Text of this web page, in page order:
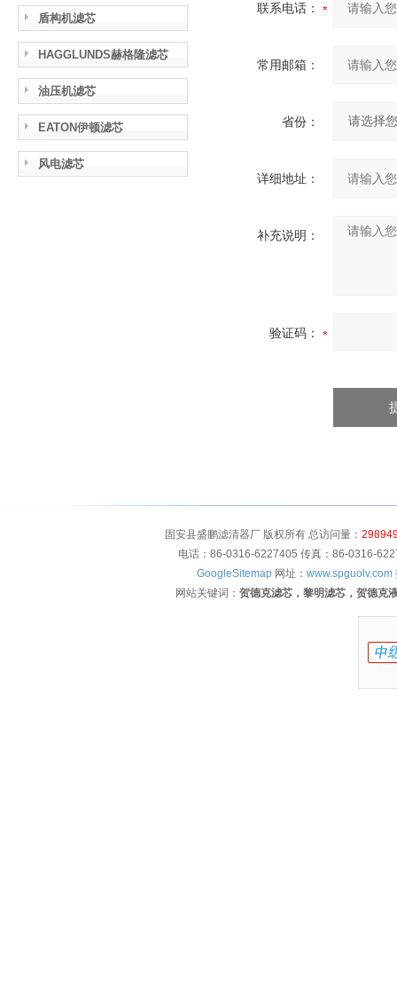
盾构机滤芯
HAGGLUNDS赫格隆滤芯
油压机滤芯
EATON伊顿滤芯
风电滤芯
联系电话：
常用邮箱：
省份：
详细地址：
补充说明：
验证码：
固安县盛鹏滤清器厂 版权所有 总访问量：
电话：86-0316-6227405 传真：86-0316-
GoogleSitemap网址： www.spguolv.com
网站关键词： 贺德克滤芯，黎明滤芯，贺德克